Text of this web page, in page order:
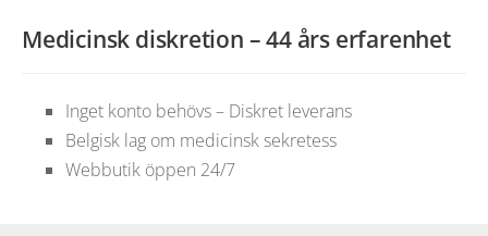
Medicinsk diskretion – 44 års erfarenhet
Inget konto behövs – Diskret leverans
Belgisk lag om medicinsk sekretess
Webbutik öppen 24/7